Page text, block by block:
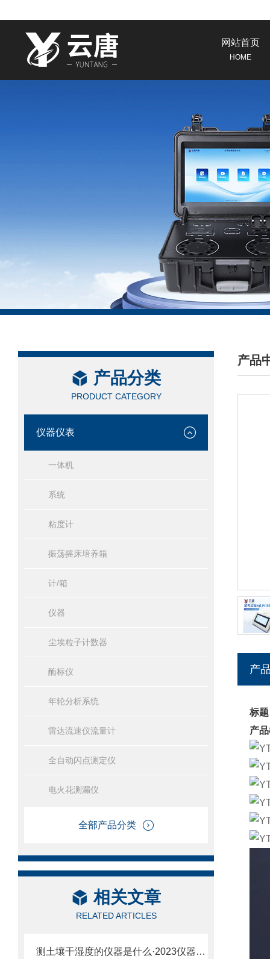
网站首页
HOME
产品分类
PRODUCT CATEGORY
仪器仪表
一体机
系统
粘度计
振荡摇床培养箱
计/箱
仪器
尘埃粒子计数器
酶标仪
年轮分析系统
雷达流速仪流量计
全自动闪点测定仪
电火花测漏仪
全部产品分类
相关文章
RELATED ARTICLES
测土壤干湿度的仪器是什么·2023仪器仪表·云唐土壤干湿度检测仪器设备
产品
/
产
标
产